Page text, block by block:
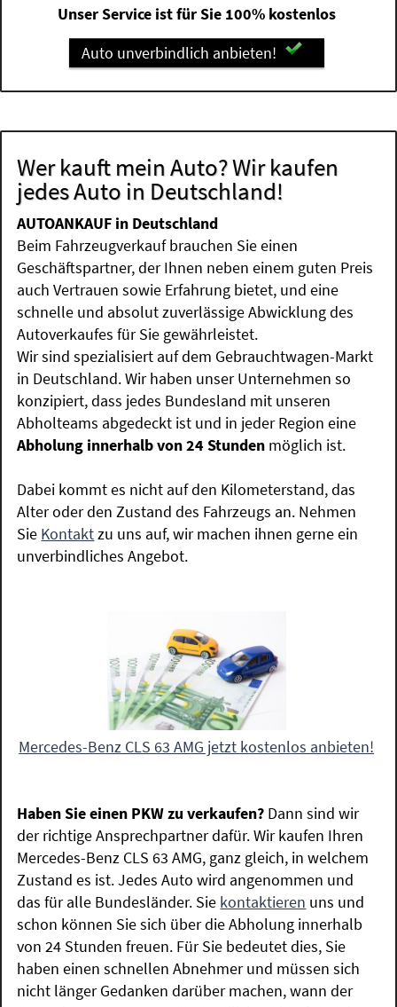
Unser Service ist für Sie 100% kostenlos
Auto unverbindlich anbieten!
Wer kauft mein Auto? Wir kaufen
jedes Auto in Deutschland!
AUTOANKAUF in Deutschland
Beim Fahrzeugverkauf brauchen Sie einen
Geschäftspartner, der Ihnen neben einem guten Preis
auch Vertrauen sowie Erfahrung bietet, und eine
schnelle und absolut zuverlässige Abwicklung des
Autoverkaufes für Sie gewährleistet.
Wir sind spezialisiert auf dem Gebrauchtwagen-Markt
in Deutschland. Wir haben unser Unternehmen so
konzipiert, dass jedes Bundesland mit unseren
Abholteams abgedeckt ist und in jeder Region eine
Abholung innerhalb von 24 Stunden möglich ist.
Dabei kommt es nicht auf den Kilometerstand, das
Alter oder den Zustand des Fahrzeugs an. Nehmen
Sie Kontaktzu uns auf, wir machen ihnen gerne ein
unverbindliches Angebot.
Mercedes-Benz CLS 63 AMG jetzt kostenlos anbieten!
Haben Sie einen PKW zu verkaufen? Dann sind wir
der richtige Ansprechpartner dafür. Wir kaufen Ihren
Mercedes-Benz CLS 63 AMG, ganz gleich, in welchem
Zustand es ist. Jedes Auto wird angenommen und
das für alle Bundesländer. Sie kontaktieren uns und
schon können Sie sich über die Abholung innerhalb
von 24 Stunden freuen. Für Sie bedeutet dies, Sie
haben einen schnellen Abnehmer und müssen sich
nicht länger Gedanken darüber machen, wann der